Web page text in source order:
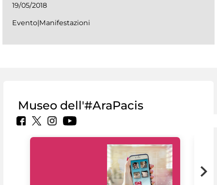
19/05/2018
Evento|Manifestazioni
Museo dell'#AraPacis